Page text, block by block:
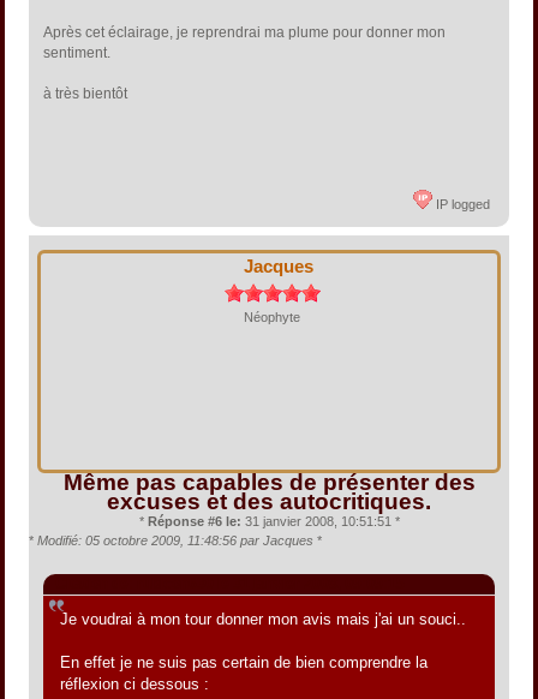
Après cet éclairage, je reprendrai ma plume pour donner mon
sentiment.
à très bientôt
IP logged
Jacques
Néophyte
Même pas capables de présenter des
excuses et des autocritiques.
* Réponse #6 le: 31 janvier 2008, 10:51:51 *
* Modifié: 05 octobre 2009, 11:48:56 par Jacques *
Je voudrai à mon tour donner mon avis mais j'ai un souci..
En effet je ne suis pas certain de bien comprendre la
réflexion ci dessous :